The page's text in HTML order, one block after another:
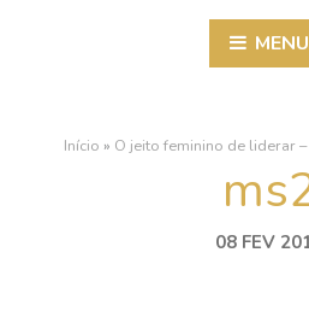
MENU
Início » O jeito feminino de liderar
08 FEV